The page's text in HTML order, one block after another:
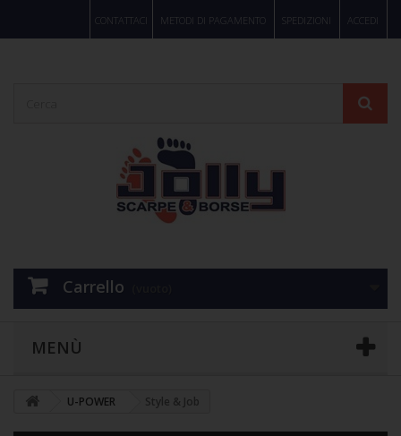
ACCEDI
SPEDIZIONI
METODI DI PAGAMENTO
CONTATTACI
Carrello
MENÙ
U-POWER Style & Job